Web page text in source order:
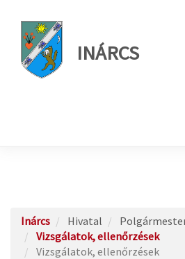
INÁRCS
Inárcs Hivatal
Vizsgálatok, ellenőrzések
Vizsgálatok, ellenőrzések